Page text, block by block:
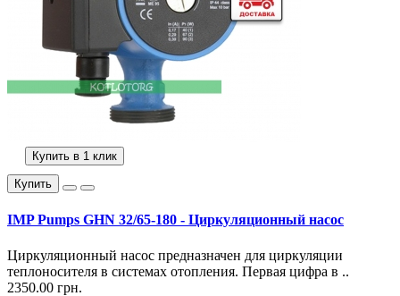
Купить в 1 клик
Купить
IMP Pumps GHN 32/65-180 - Циркуляционный насос
Циркуляционный насос предназначен для циркуляции
теплоносителя в системах отопления. Первая цифра в ..
2350.00 грн.